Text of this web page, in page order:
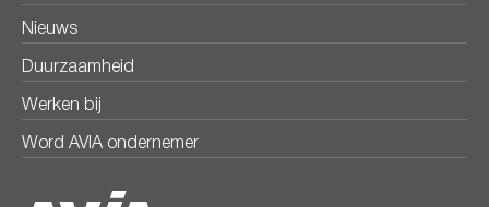
Nieuws
Duurzaamheid
Werken bij
Word AVIA ondernemer